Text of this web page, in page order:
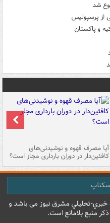
شد
از پرسپولیس
و پاکستان
آیا مصرف قهوه و نوشیدنی‌های
کافئین‌دار در دوران بارداری مجاز است؟
خبري-تحليلي مشرق نيوز می باشد و
منبع بلامانع است.